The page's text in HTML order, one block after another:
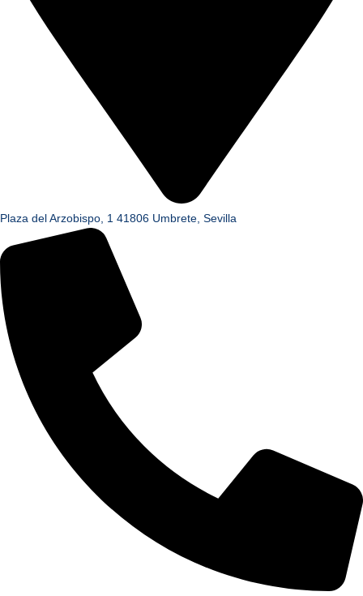
Plaza del Arzobispo, 1 41806 Umbrete, Sevilla